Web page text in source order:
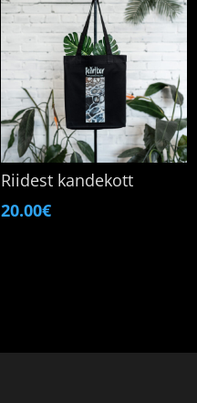
Riidest kandekott
20.00€